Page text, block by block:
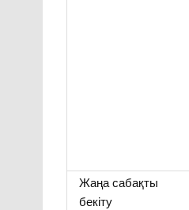
Жаңа сабақты
бекіту